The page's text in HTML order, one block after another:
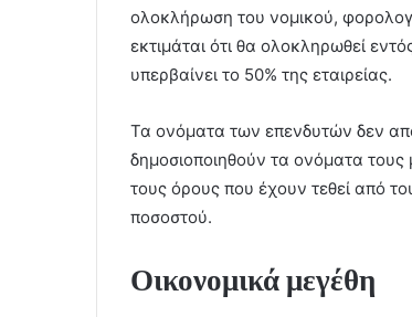
ολοκλήρωση του νομικού,
εκτιμάται ότι θα ολοκληρωθεί
υπερβαίνει το 50% της εταιρείας.
Τα ονόματα των επενδυτών δεν
δημοσιοποιηθούν τα ονόματα
τους όρους που έχουν τεθεί από
ποσοστού.
Οικονομικά μεγέθη